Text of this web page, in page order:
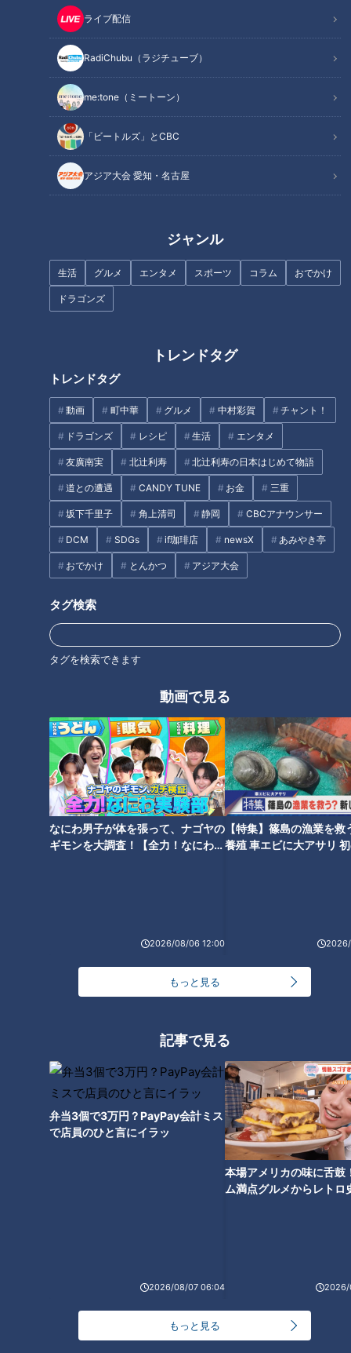
ライブ配信
RadiChubu（ラジチューブ）
me:tone（ミートーン）
「ビートルズ」とCBC
アジア大会 愛知・名古屋
ジャンル
生活 グルメ エンタメ スポーツ コラム おでかけ
ドラゴンズ
トレンドタグ
トレンドタグ
動画 町中華 グルメ 中村彩賀 チャント！
ドラゴンズ レシピ 生活 エンタメ
友廣南実 北辻利寿 北辻利寿の日本はじめて物語
道との遭遇 CANDY TUNE お金 三重
坂下千里子 角上清司 静岡 CBCアナウンサー
DCM SDGs if珈琲店 newsX あみやき亭
おでかけ とんかつ アジア大会
タグ検索
タグを検索できます
動画で見る
なにわ男子が体を張って、ナゴヤの
ギモンを大調査！【全力！なにわ実
2026/08/06 12:00
【特集】篠島の漁業を救
養殖 車エビに大アサリ
もっと見る
記事で見る
弁当3個で3万円？PayPay会計ミス
で店員のひと言にイラッ
2026/08/07 06:04
本場アメリカの味に舌鼓
ム満点グルメからレトロ
2026/
もっと見る
記事に戻る
この記事を見たあなたへのおすすめ
「糖尿病」夏の食生活に注
意！…血糖値スパイクが起きて
「転倒」骨折して「寝たきり」
フランス人は菓子店「シャトレ
る病気のサインや早期発見のヒ
編み物がブーム。昭和平成の編
み物の想い出
「カバンに入れておける」手の
ひらサイズのレインコートが大
人気！「ダイソー」で買える夏
の便利グッズを紹介
東西南北論説風
オススメ関連コンテンツ
３０年ぶりのヨーロッパ、“ユー
４５種類のブレンド泡盛もその
琉球の踊りに染まった『神の島
遥か国』【アリーナ編】
鏡のような”セットリストに酔っ
た夜【ドーム編】